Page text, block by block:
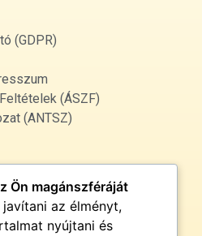
(GDPR)
(ÁSZF)
(ANTSZ)
Ön magánszféráját
az élményt,
nyújtani és